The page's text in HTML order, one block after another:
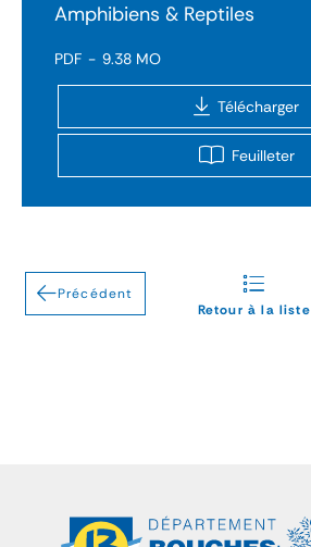
Amphibiens & Reptiles
PDF 9.38 MO
Télécharger
Feuilleter
Précédent
Retour à la liste